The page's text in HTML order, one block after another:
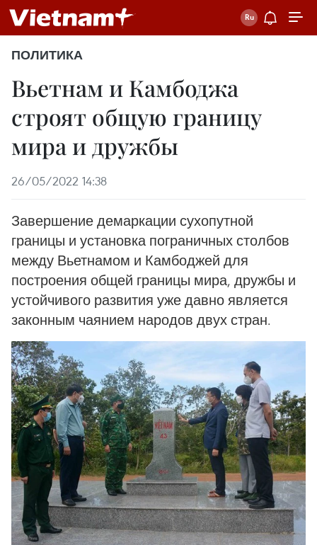
ПОЛИТИКА
Вьетнам и Камбоджа
строят общую границу
мира и дружбы
26/05/2022 14:38
Завершение демаркации сухопутной
границы и установка пограничных столбов
между Вьетнамом и Камбоджей для
построения общей границы мира, дружбы и
устойчивого развития уже давно является
законным чаянием народов двух стран.